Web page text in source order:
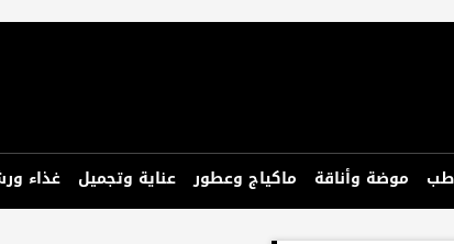
موضة وأناقة ماكياج وعطور عناية وتجميل غذاء